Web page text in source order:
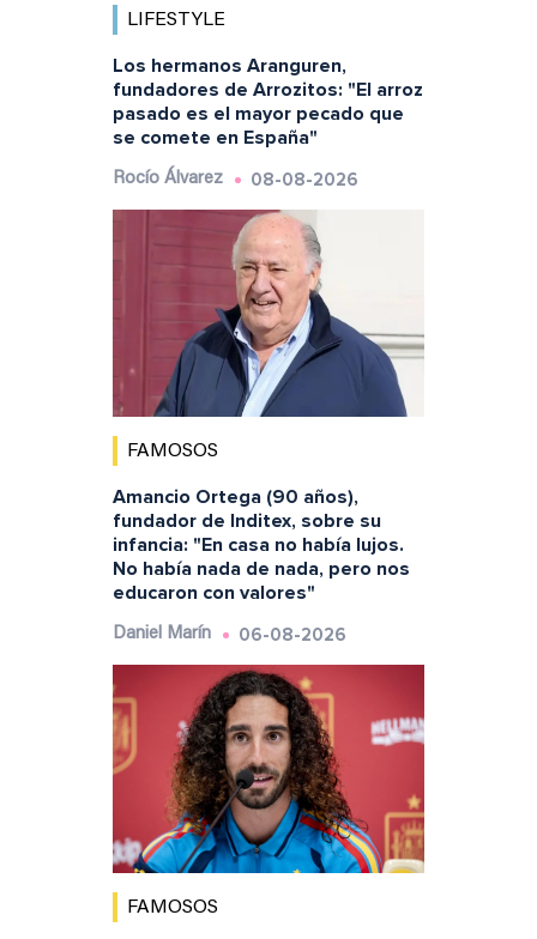
LIFESTYLE
Los hermanos Aranguren,
fundadores de Arrozitos: "El arroz
pasado es el mayor pecado que
se comete en España"
Rocío Álvarez 08-08-2026
FAMOSOS
Amancio Ortega (90 años),
fundador de Inditex, sobre su
infancia: "En casa no había lujos.
No había nada de nada, pero nos
educaron con valores"
Daniel Marín 06-08-2026
FAMOSOS